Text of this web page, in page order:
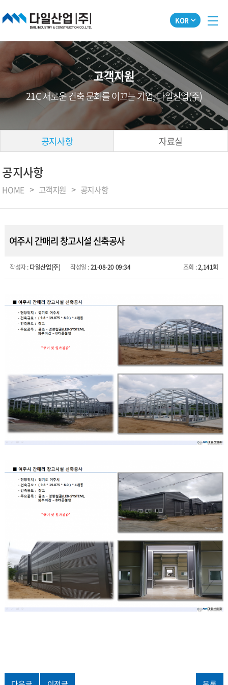
KOR
고객지원
21C 새로운 건축 문화를 이끄는 기업, 다일산업(주)
공지사항 자료실
공지사항
HOME 고객지원 공지사항
여주시 간매리 창고시설 신축공사
작성자 :다일산업(주) 작성일 :21-08-20 09:34 조회 :2,141회